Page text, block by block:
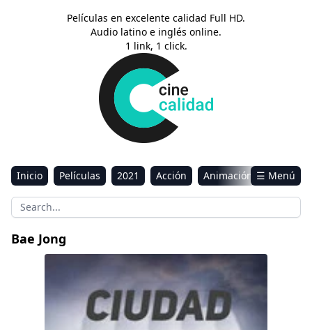
Películas en excelente calidad Full HD.
Audio latino e inglés online.
1 link, 1 click.
Inicio Películas 2021 Acción
Animación
Aventura
Ciencia ficción Comedia
Drama
Sci-Fi & Fantasy
☰ Menú
Bae Jong